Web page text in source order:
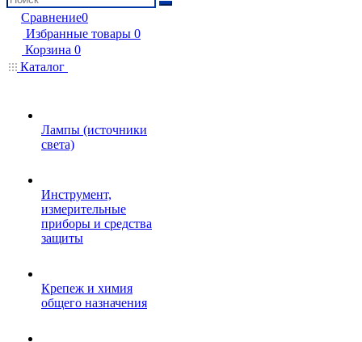
Сравнение0
Избранные товары 0
Корзина 0
Каталог
Лампы (источники
света)
Инструмент,
измерительные
приборы и средства
защиты
Крепеж и химия
общего назначения